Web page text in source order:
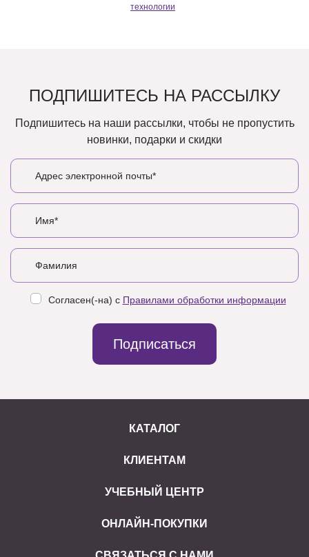
технологии
ПОДПИШИТЕСЬ НА РАССЫЛКУ
Подпишитесь на наши рассылки, чтобы не пропустить
новинки, подарки и скидки
Согласен(-на) с Правилами обработки информации
Подписаться
КАТАЛОГ
КЛИЕНТАМ
УЧЕБНЫЙ ЦЕНТР
ОНЛАЙН-ПОКУПКИ